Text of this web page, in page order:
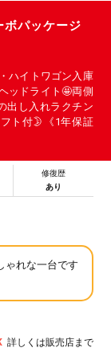
パッケージ
ハイトワゴン入庫
ッドライト🤩両側
出し入れラクチン
ト付🌛《1年保証
修復歴
あり
ゃれな一台です
詳しくは販売店まで